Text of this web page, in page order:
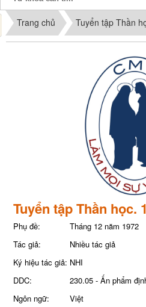
Trang chủ Tuyển tập Thần
Tuyển tập Thần học.
Phụ đề:
Tháng 12 năm 1972
Tác giả:
Nhiều tác giả
Ký hiệu tác giả: NHI
DDC:
230.05 - Ấn phẩm
Ngôn ngữ:
Việt